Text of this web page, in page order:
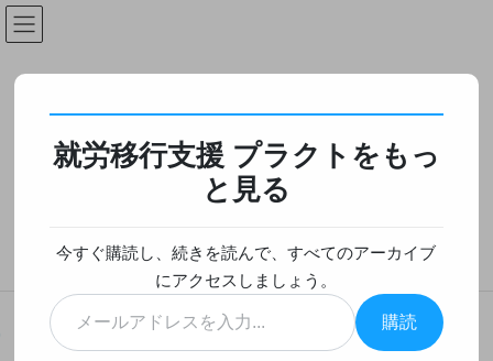
コ
ン
ナ
ビ
HOME 未分類 第１７回障害者雇用促進就職面接会について
未分類
第１７回障害者雇用促進就職面接会
について
就労移行支援 プラクトをもっ
と見る
今すぐ購読し、続きを読んで、すべてのアーカイブ
にアクセスしましょう。
メ
ー
購読